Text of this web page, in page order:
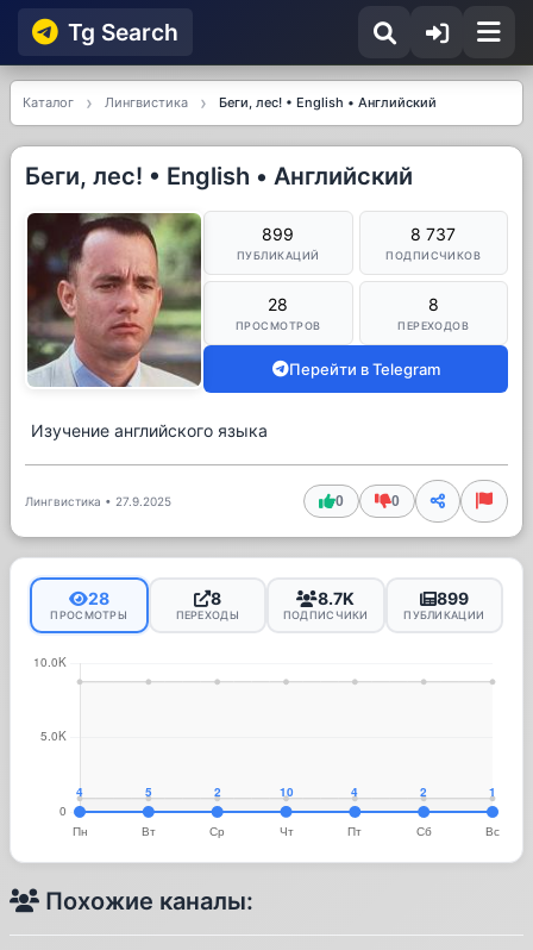
Tg Searсh
Каталог Лингвистика Беги, лес! • English • Английский
Беги, лес! • English • Английский
899
ПУБЛИКАЦИЙ
8 737
ПОДПИСЧИКОВ
28
ПРОСМОТРОВ
8
ПЕРЕХОДОВ
Перейти в Telegram
Изучение английского языка
Лингвистика • 27.9.2025 0 0
28
ПРОСМОТРЫ
8
ПЕРЕХОДЫ
8.7K
ПОДПИСЧИКИ
899
ПУБЛИКАЦИИ
Похожие каналы: